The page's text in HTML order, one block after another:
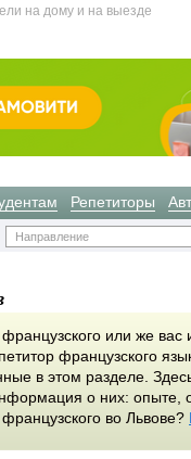
на дому и на выезде
Репетиторы
Направление
или же вас
французского
в этом разделе.
о них: опыте,
во Львове?